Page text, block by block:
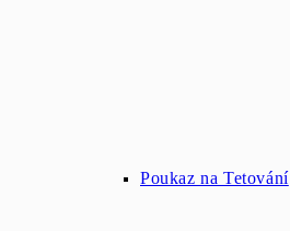
Poukaz na Tetování